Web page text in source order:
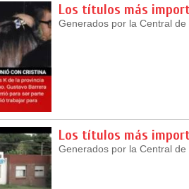
Los títulos más
Generados por la Central
Los títulos más
Generados por la Central